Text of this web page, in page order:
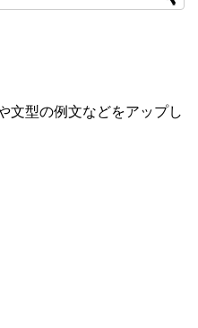
文型の例文などをアップし